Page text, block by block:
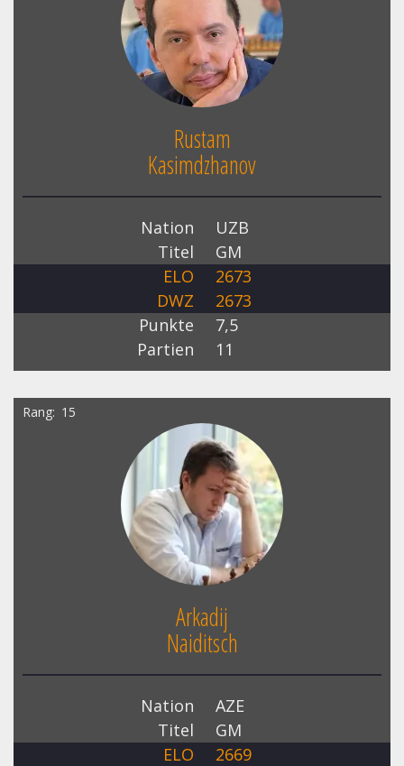
Rustam
Kasimdzhanov
Nation
UZB
Titel
GM
ELO
2673
DWZ
2673
Punkte
7,5
Partien
11
Rang 15
Arkadij
Naiditsch
Nation
AZE
Titel
GM
ELO
2669